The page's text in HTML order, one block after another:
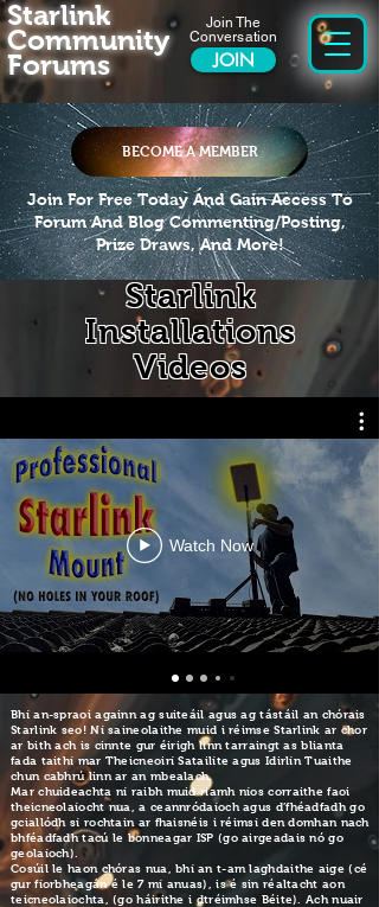
Join The
Conversation
JOIN
Starlink
Community
Forums
BECOME A MEMBER
Join For Free Today And Gain Access To
Forum And Blog Commenting/Posting,
Prize Draws, And More!
Starlink
Installations
Videos
Watch Now
Bhí an-spraoi againn ag suiteáil agus ag tástáil an chórais
Starlink seo! Ní saineolaithe muid i réimse Starlink ar chor
ar bith ach is cinnte gur éirigh linn tarraingt as blianta
fada taithí mar Theicneoirí Satailíte agus Idirlín Tuaithe
chun cabhrú linn ar an mbealach.
Mar chuideachta ní raibh muid riamh níos corraithe faoi
theicneolaíocht nua, a ceannródaíoch agus d’fhéadfadh go
gciallódh sí rochtain ar fhaisnéis i réimsí den domhan nach
bhféadfadh tacú le bonneagar ISP (go airgeadais nó go
geolaíoch).
Cosúil le haon chóras nua, bhí an t-am laghdaithe aige (cé
gur fíorbheagán é le 7 mí anuas), is é sin réaltacht aon
teicneolaíochta, (go háirithe i dtréimhse Béite). Ach nuair